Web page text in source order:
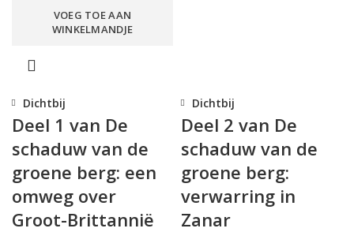
(part 2) contains short
summaries in
VOEG TOE AAN
WINKELMANDJE
Dichtbij
Deel 1 van De
schaduw van de
groene berg: een
omweg over
Groot-Brittannië
Dichtbij
Deel 2 van De
schaduw van de
groene berg:
verwarring in
Zanar